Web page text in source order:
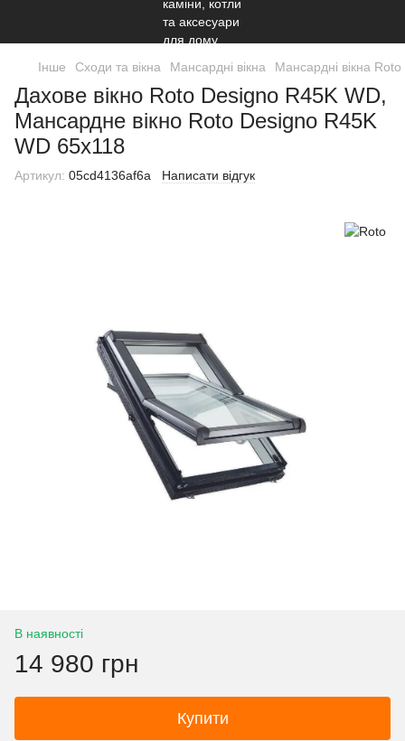
Інше Сходи та вікна Мансардні вікна Мансардні вікна Roto
Дахове вікно Roto Designo R45K WD,
Мансардне вікно Roto Designo R45K
WD 65x118
Артикул: 05cd4136af6a Написати відгук
В наявності
14 980 грн
Купити